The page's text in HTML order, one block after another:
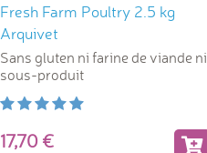
Fresh Farm Poultry 2.5 kg
Arquivet
Sans gluten ni farine de viande ni
sous-produit
17,70